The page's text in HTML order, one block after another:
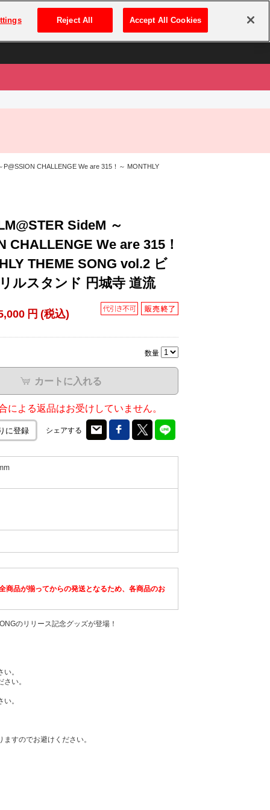
ログイン・新規登録
CHALLENGE We are 315！～ MONTHLY
SideM ～
CHALLENGE We are 315！
THEME SONG vol.2 ビ
ルスタンド 円城寺 道流
円 (税込)
数量
カートに入れる
による返品はお受けしていません。
に登録 シェアする
品が揃ってからの発送となるため、各商品のお
のリリース記念グッズが登場！
。
い。
。
すのでお避けください。
Reject All Accept All Cookies